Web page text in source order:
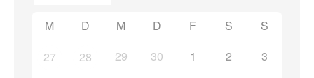
M D M D F S
S
27
28 29 30 1 2 3